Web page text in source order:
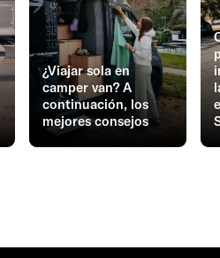
¿Viajar sola en
camper van? A
continuación, los
mejores consejos